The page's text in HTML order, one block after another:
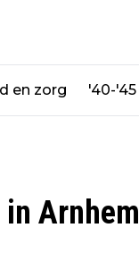
en zorg '40-'45
Arnhem